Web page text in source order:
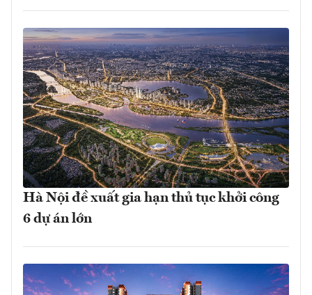
Hà Nội đề xuất gia hạn thủ tục khởi công
6 dự án lớn